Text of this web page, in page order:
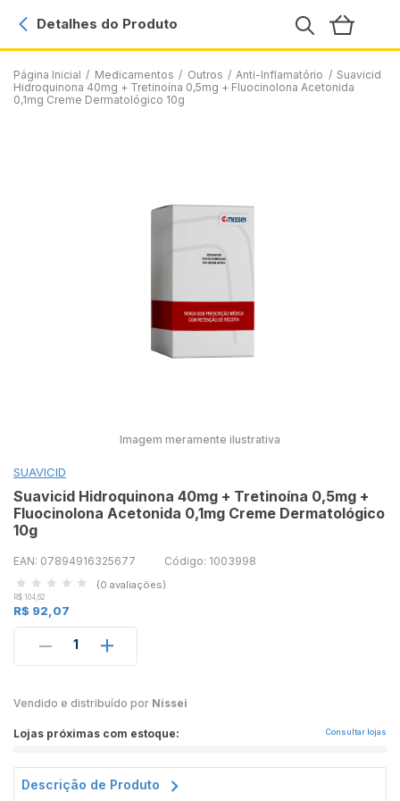
Página Inicial / Medicamentos / Outros / Anti-Inflamatório / Suavicid
Hidroquinona 40mg + Tretinoína 0,5mg + Fluocinolona Acetonida
0,1mg Creme Dermatológico 10g
Detalhes do Produto
Imagem meramente ilustrativa
SUAVICID
Suavicid Hidroquinona 40mg + Tretinoína 0,5mg +
Fluocinolona Acetonida 0,1mg Creme Dermatológico
10g
EAN: 07894916325677 Código: 1003998
(0 avaliações)
R$ 104,62
R$ 92,07
1
Vendido e distribuído por Nissei
Lojas próximas com estoque: Consultar lojas
Descrição de Produto